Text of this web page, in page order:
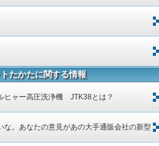
たかたに関する情報
ャー高圧洗浄機 JTK38とは？
な。あなたの意見があの大手通販会社の新型